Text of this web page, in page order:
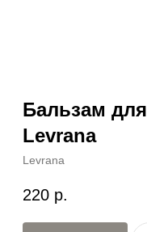
Бальзам
Levrana
Levrana
220 р.